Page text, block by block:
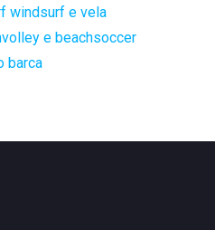
windsurf e vela
e beachsoccer
barca